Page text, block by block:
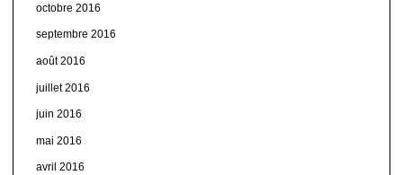
octobre 2016
septembre 2016
août 2016
juillet 2016
juin 2016
mai 2016
avril 2016